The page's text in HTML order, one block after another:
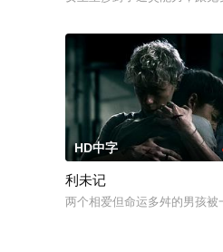
HD中字
利未记
两个相爱但命运多舛的男孩